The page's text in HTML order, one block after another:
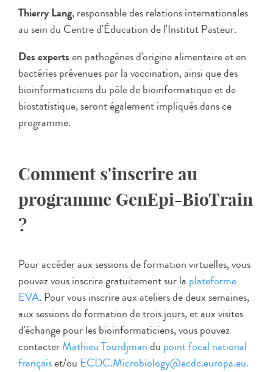
Thierry Lang, responsable des relations internationales
au sein du Centre d'Éducation de l'Institut Pasteur.
Des expertsen pathogènes d'origine alimentaire et en
bactéries prévenues par la vaccination, ainsi que des
bioinformaticiens du pôle de bioinformatique et de
biostatistique, seront également impliqués dans ce
programme.
Comment s'inscrire au
programme GenEpi-BioTrain
?
Pour accéder aux sessions de formation virtuelles, vous
pouvez vous inscrire gratuitement sur la plateforme
EVA. Pour vous inscrire aux ateliers de deux semaines,
aux sessions de formation de trois jours, et aux visites
d'échange pour les bioinformaticiens, vous pouvez
contacterMathieu Tourdjmandu point focal national
françaiset/ou ECDC.Microbiology@ecdc.europa.eu.